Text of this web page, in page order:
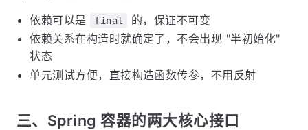
依赖可以是 final
的，保证不可变
依赖关系在构造时就确定了，不会出现 "半初始化"
状态
单元测试方便，直接构造函数传参，不用反射
三、Spring 容器的两大核心接口